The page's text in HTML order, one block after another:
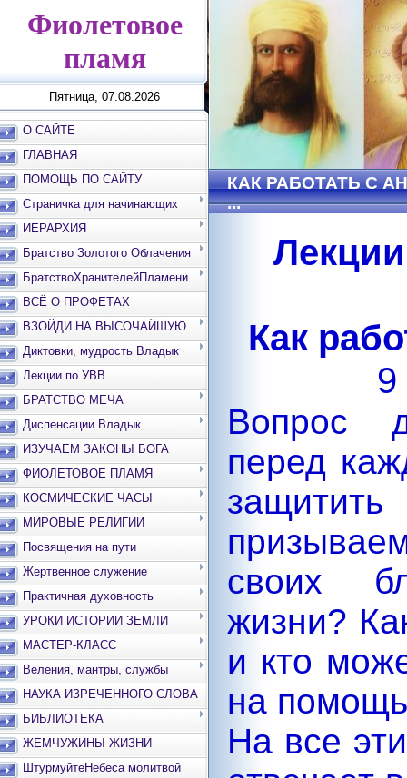
Фиолетовое
пламя
Пятница, 07.08.2026
О САЙТЕ
ГЛАВНАЯ
ПОМОЩЬ ПО САЙТУ
Страничка для начинающих
ИЕРАРХИЯ
Братство Золотого Облачения
БратствоХранителейПламени
ВСЁ О ПРОФЕТАХ
ВЗОЙДИ НА ВЫСОЧАЙШУЮ
ВЕРШИНУ
Диктовки, мудрость Владык
Лекции по УВВ
БРАТСТВО МЕЧА
Диспенсации Владык
ИЗУЧАЕМ ЗАКОНЫ БОГА
ФИОЛЕТОВОЕ ПЛАМЯ
КОСМИЧЕСКИЕ ЧАСЫ
МИРОВЫЕ РЕЛИГИИ
Посвящения на пути
Жертвенное служение
Практичная духовность
УРОКИ ИСТОРИИ ЗЕМЛИ
МАСТЕР-КЛАСС
Веления, мантры, службы
НАУКА ИЗРЕЧЕННОГО СЛОВА
БИБЛИОТЕКА
ЖЕМЧУЖИНЫ ЖИЗНИ
ШтурмуйтеНебеса молитвой
КАК РАБОТАТЬ С
...
Как
9
Вопрос
перед
своих
жизни?
и кто
на
На все